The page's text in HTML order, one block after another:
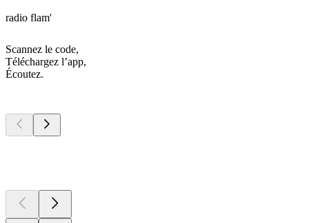
radio flam'
Scannez le code,
Téléchargez l’app,
Écoutez.